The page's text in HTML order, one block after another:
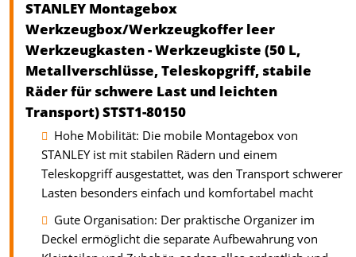
STANLEY Montagebox
Werkzeugbox/Werkzeugkoffer leer
Werkzeugkasten - Werkzeugkiste (50 L,
Metallverschlüsse, Teleskopgriff, stabile
Räder für schwere Last und leichten
Transport) STST1-80150
Hohe Mobilität: Die mobile Montagebox von
STANLEY ist mit stabilen Rädern und einem
Teleskopgriff ausgestattet, was den Transport schwerer
Lasten besonders einfach und komfortabel macht
Gute Organisation: Der praktische Organizer im
Deckel ermöglicht die separate Aufbewahrung von